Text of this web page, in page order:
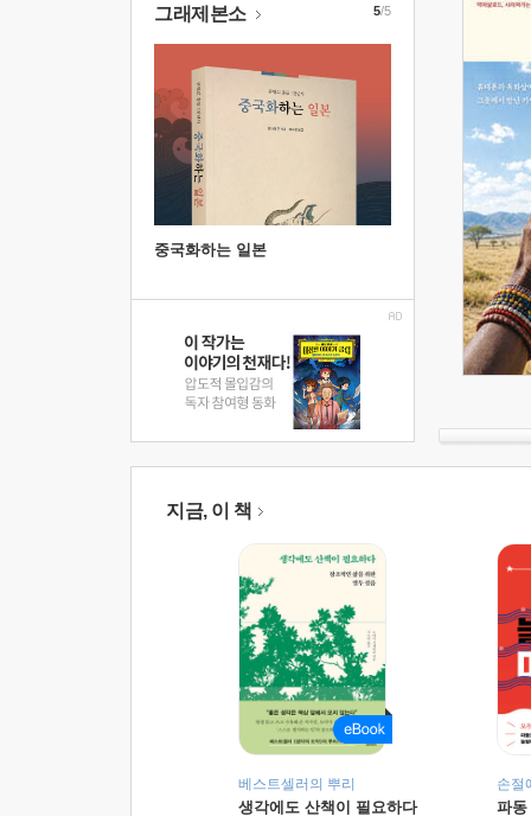
그래제본소
중국화하는 일본
5/5
지금, 이 책
베스트셀러의 뿌리
생각에도 산책이 필요하다
손절
파동